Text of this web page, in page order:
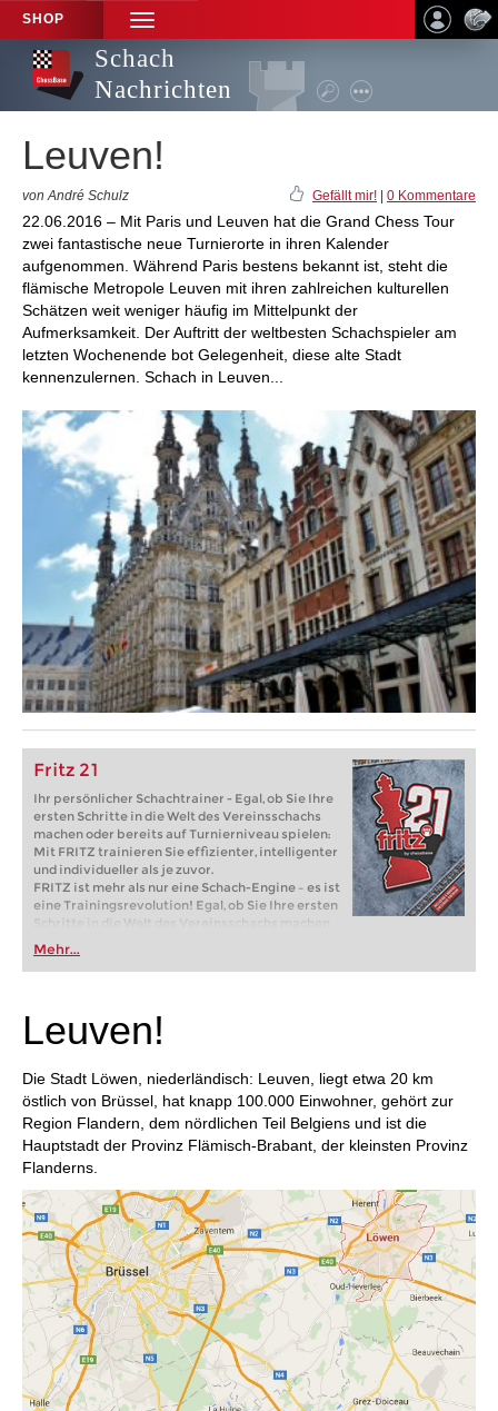
SHOP
TOGGLE
NAVIGATION
Schach
Nachrichten
Leuven!
von André Schulz Gefällt mir! 0 Kommentare
22.06.2016 – Mit Paris und Leuven hat die Grand Chess Tour
zwei fantastische neue Turnierorte in ihren Kalender
aufgenommen. Während Paris bestens bekannt ist, steht die
flämische Metropole Leuven mit ihren zahlreichen kulturellen
Schätzen weit weniger häufig im Mittelpunkt der
Aufmerksamkeit. Der Auftritt der weltbesten Schachspieler am
letzten Wochenende bot Gelegenheit, diese alte Stadt
kennenzulernen. Schach in Leuven...
Fritz 21
Ihr persönlicher Schachtrainer - Egal, ob Sie Ihre
ersten Schritte in die Welt des Vereinsschachs
machen oder bereits auf Turnierniveau spielen:
Mit FRITZ trainieren Sie effizienter, intelligenter
und individueller als je zuvor.
FRITZ ist mehr als nur eine Schach-Engine – es ist
eine Trainingsrevolution! Egal, ob Sie Ihre ersten
Schritte in die Welt des Vereinsschachs machen
oder bereits auf Turnierniveau spielen: Mit
FRITZ trainieren Sie effizienter, intelligenter und
individueller als je zuvor.
Mehr...
Leuven!
Die Stadt Löwen, niederländisch: Leuven, liegt etwa 20 km
östlich von Brüssel, hat knapp 100.000 Einwohner, gehört zur
Region Flandern, dem nördlichen Teil Belgiens und ist die
Hauptstadt der Provinz Flämisch-Brabant, der kleinsten Provinz
Flanderns.